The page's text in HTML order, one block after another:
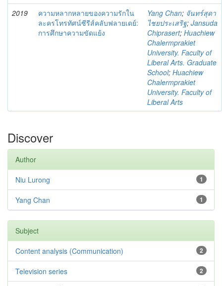
2019
ความหลากหลายของความรักใน
ละครโทรทัศน์ซีรีส์คลับฟลายเดย์:
การศึกษาความขัดแย้ง
Yang Chan; จันทร์สุดา
ไชยประเสริฐ; Jansuda
Chiprasert; Huachiew
Chalermprakiet
University. Faculty of
Liberal Arts. Graduate
School; Huachiew
Chalermprakiet
University. Faculty of
Liberal Arts
Discover
Author
1
Niu Lurong
1
Yang Chan
Subject
2
Content analysis (Communication)
2
Television series